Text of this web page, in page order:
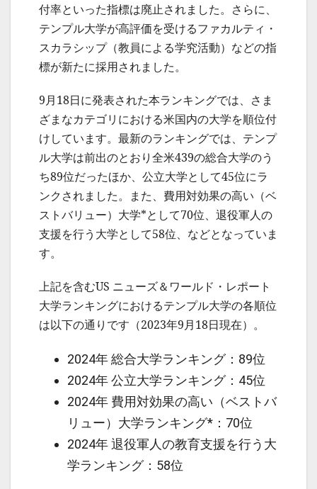
付率といった指標は廃止されました。さらに、
テンプル大学が高評価を受けるファカルティ・
スカラシップ（教員による学究活動）などの指
標が新たに採用されました。
9月18日に発表された本ランキングでは、さま
ざまなカテゴリにおける米国内の大学を順位付
けしています。最新のランキングでは、テンプ
ル大学は前出のとおり全米439の総合大学のう
ち89位だったほか、公立大学として45位にラ
ンクされました。また、費用対効果の高い（ベ
ストバリュー）大学*として70位、退役軍人の
支援を行う大学として58位、などとなっていま
す。
上記を含むUS ニューズ＆ワールド・レポート
大学ランキングにおけるテンプル大学の各順位
は以下の通りです（2023年9月18日現在）。
2024年 総合大学ランキング：89位
2024年 公立大学ランキング：45位
2024年 費用対効果の高い（ベストバ
リュー）大学ランキング*：70位
2024年 退役軍人の教育支援を行う大
学ランキング：58位